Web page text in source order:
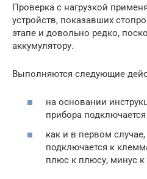
Проверка с нагрузкой
устройств, показавших
этапе и довольно редко,
аккумулятору.
Выполняются следующие
на основании
прибора подключается
как и в первом
подключается к
плюс к плюсу, минус к